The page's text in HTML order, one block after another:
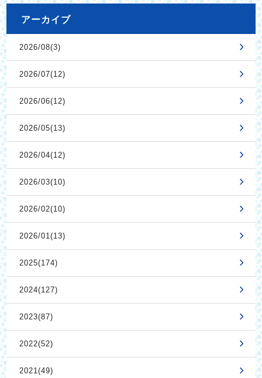
アーカイブ
2026/08(3)
2026/07(12)
2026/06(12)
2026/05(13)
2026/04(12)
2026/03(10)
2026/02(10)
2026/01(13)
2025(174)
2024(127)
2023(87)
2022(52)
2021(49)